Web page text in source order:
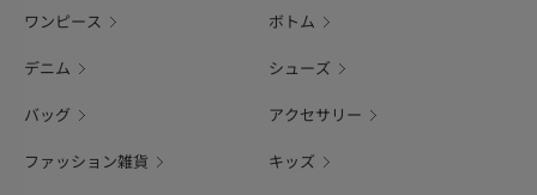
ワンピース ボトム
デニム シューズ
バッグ アクセサリー
ファッション雑貨 キッズ